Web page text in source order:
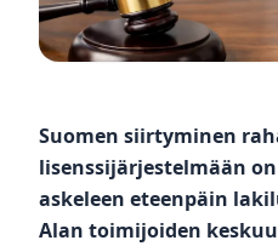
Suomen siirtyminen
lisenssijärjestelmään
askeleen eteenpäin
Alan toimijoiden